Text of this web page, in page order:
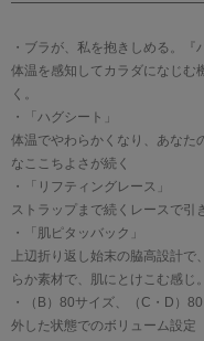
・ブラが、私を抱きしめる。『
体温を感知してカラダになじむ
く。
・「ハグシート」
体温でやわらかくなり、あなた
なここちよさが続く
・「リフティングレース」
ストラップまで続くレースで引
・「肌ピタッバック」
上辺折り返し始末の脇高設計
らか素材で、肌にとけこむ感じ。
・（B）80サイズ、（C・D）
外した状態でのボリューム設定